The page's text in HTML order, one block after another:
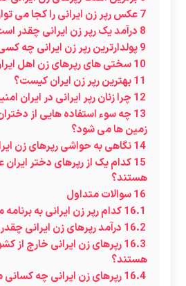
7عکس رپر زن ایرانی را کجا می
8 درآمد یک رپر زن ایرانی چقدر
9پولدارترین رپر زن ایرانی چه
10سختی های رپرهای زن اهل
11بهترین رپر زن ایران کیست؟
12 چرا زنان رپر ایرانی در ایران
13 چه سوء استفاده هایی از
زمین ها می شود؟
14نگاهی به حواشی رپرهای زن
15کدام یک از رپرهای دختر
هستند؟
16سوالات متداول
16.1کدام رپر زن ایرانی به
16.2 درآمد رپرهای زن ایرانی
16.3رپرهای زن ایرانی خارج از
هستند؟
16.4رپرهای زن ایرانی چه